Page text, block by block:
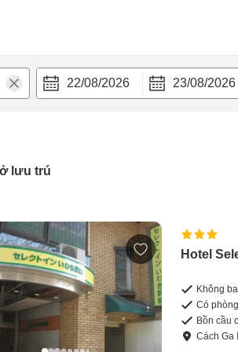
22/08/2026 23/08/2026
lưu trú
Hotel
Không
Có
Bồn cầu
CáchGa